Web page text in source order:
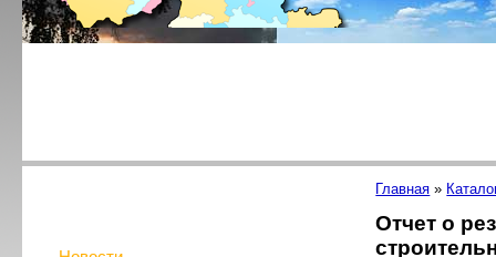
Главная »
Отчет о